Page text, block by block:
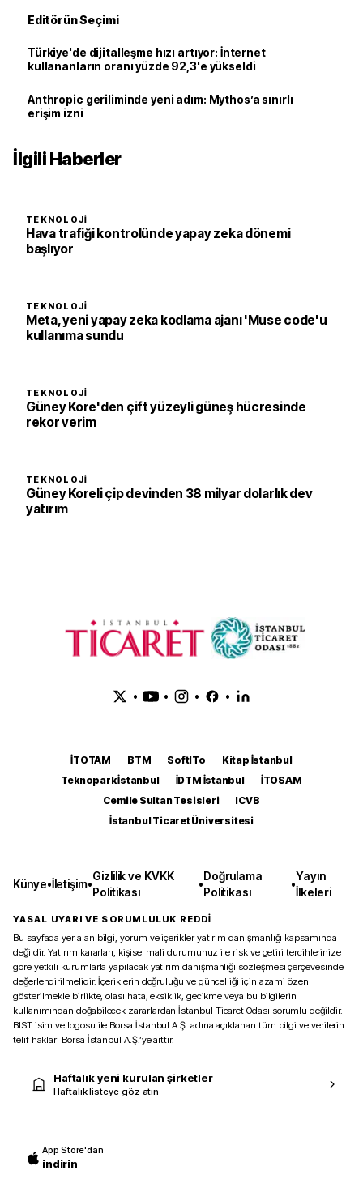
Editörün Seçimi
Türkiye'de dijitalleşme hızı artıyor: İnternet
kullananların oranı yüzde 92,3'e yükseldi
Anthropic geriliminde yeni adım: Mythos’a sınırlı
erişim izni
İlgili Haberler
TEKNOLOJI
Hava trafiği kontrolünde yapay zeka dönemi
başlıyor
TEKNOLOJI
Meta, yeni yapay zeka kodlama ajanı 'Muse code'u
kullanıma sundu
TEKNOLOJI
Güney Kore'den çift yüzeyli güneş hücresinde
rekor verim
TEKNOLOJI
Güney Koreli çip devinden 38 milyar dolarlık dev
yatırım
• • • •
İTOTAM BTM SoftITo
Kitap İstanbul
Teknopark İstanbul
İDTM İstanbul
İTOSAM
Cemile Sultan Tesisleri
ICVB
İstanbul Ticaret Üniversitesi
Künye•İletişim•
Gizlilik ve KVKK
Politikası
•
Doğrulama
Politikası
•
Yayın
İlkeleri
YASAL UYARI VE SORUMLULUK REDDİ
Bu sayfada yer alan bilgi, yorum ve içerikler yatırım danışmanlığı kapsamında
değildir. Yatırım kararları, kişisel mali durumunuz ile risk ve getiri tercihlerinize
göre yetkili kurumlarla yapılacak yatırım danışmanlığı sözleşmesi çerçevesinde
değerlendirilmelidir. İçeriklerin doğruluğu ve güncelliği için azami özen
gösterilmekle birlikte, olası hata, eksiklik, gecikme veya bu bilgilerin
kullanımından doğabilecek zararlardan İstanbul Ticaret Odası sorumlu değildir.
BIST isim ve logosu ile Borsa İstanbul A.Ş. adına açıklanan tüm bilgi ve verilerin
telif hakları Borsa İstanbul A.Ş.’ye aittir.
Haftalık yeni kurulan şirketler
Haftalık listeye göz atın
App Store'dan
indirin